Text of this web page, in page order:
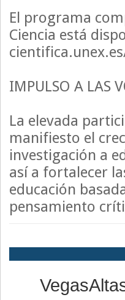
El programa
Ciencia está
IMPULSO A LAS
La elevada
manifiesto el
investigación a
así a fortalecer
educación
pensamiento